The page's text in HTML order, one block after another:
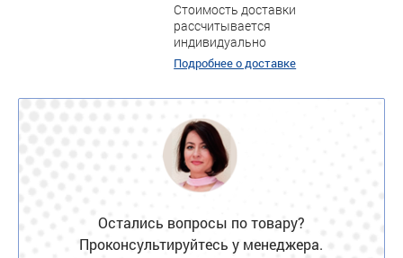
Стоимость доставки
рассчитывается
индивидуально
Подробнее о доставке
Остались вопросы по товару?
Проконсультируйтесь у менеджера.